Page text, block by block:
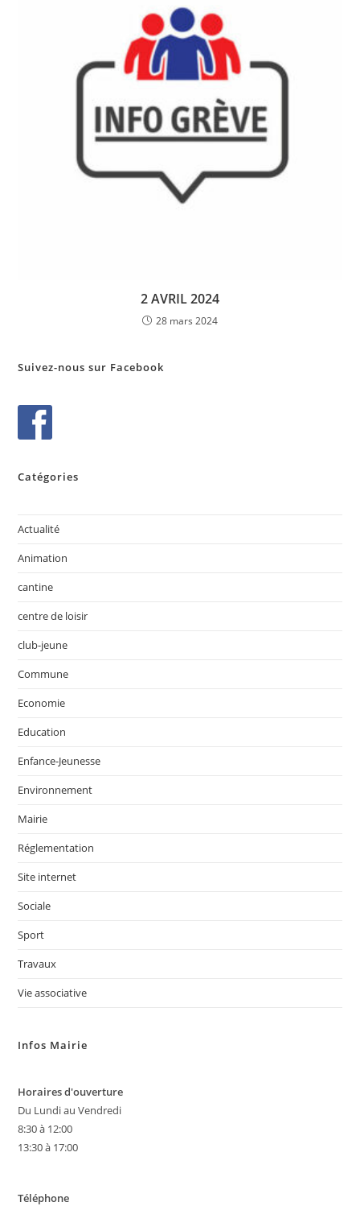
2 AVRIL 2024
28 mars 2024
Suivez-nous sur Facebook
Catégories
Actualité
Animation
cantine
centre de loisir
club-jeune
Commune
Economie
Education
Enfance-Jeunesse
Environnement
Mairie
Réglementation
Site internet
Sociale
Sport
Travaux
Vie associative
Infos Mairie
Horaires d'ouverture
Du Lundi au Vendredi
8:30 à 12:00
13:30 à 17:00
Téléphone